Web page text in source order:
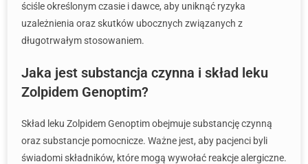
ściśle określonym czasie i dawce, aby uniknąć ryzyka
uzależnienia oraz skutków ubocznych związanych z
długotrwałym stosowaniem.
Jaka jest substancja czynna i skład leku
Zolpidem Genoptim?
Skład leku Zolpidem Genoptim obejmuje substancję czynną
oraz substancje pomocnicze. Ważne jest, aby pacjenci byli
świadomi składników, które mogą wywołać reakcje alergiczne.